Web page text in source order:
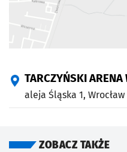
TARCZYŃSKI ARENA
aleja Śląska 1, Wrocław
ZOBACZ TAKŻE